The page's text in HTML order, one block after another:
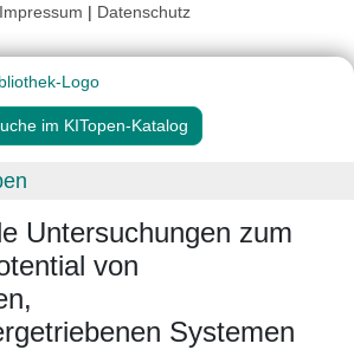
Impressum | Datenschutz
im KITopen-Katalog
Untersuchungen zum
von
Systemen